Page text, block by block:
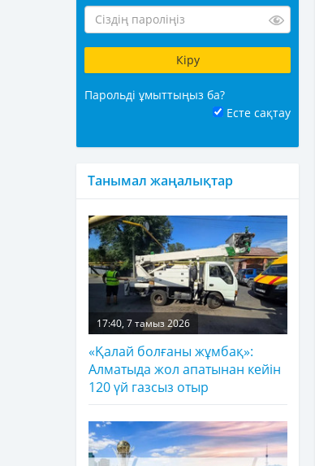
Парольді ұмыттыңыз ба?
Есте сақтау
Танымал жаңалықтар
17:40, 7 тамыз 2026
«Қалай болғаны жұмбақ»:
Алматыда жол апатынан кейін
120 үй газсыз отыр